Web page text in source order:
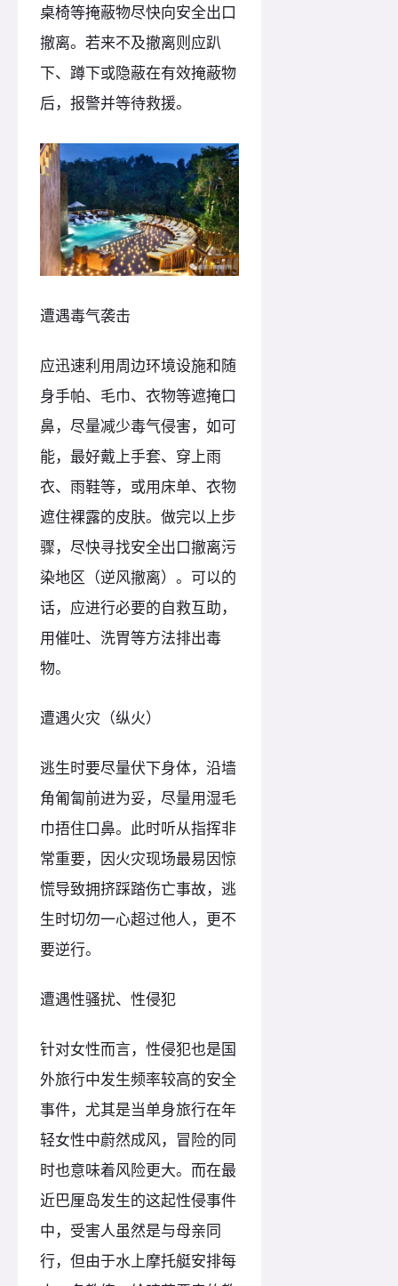
桌椅等掩蔽物尽快向安全出口
撤离。若来不及撤离则应趴
下、蹲下或隐蔽在有效掩蔽物
后，报警并等待救援。
遭遇毒气袭击
应迅速利用周边环境设施和随
身手帕、毛巾、衣物等遮掩口
鼻，尽量减少毒气侵害，如可
能，最好戴上手套、穿上雨
衣、雨鞋等，或用床单、衣物
遮住裸露的皮肤。做完以上步
骤，尽快寻找安全出口撤离污
染地区（逆风撤离）。可以的
话，应进行必要的自救互助，
用催吐、洗胃等方法排出毒
物。
遭遇火灾（纵火）
逃生时要尽量伏下身体，沿墙
角匍匐前进为妥，尽量用湿毛
巾捂住口鼻。此时听从指挥非
常重要，因火灾现场最易因惊
慌导致拥挤踩踏伤亡事故，逃
生时切勿一心超过他人，更不
要逆行。
遭遇性骚扰、性侵犯
针对女性而言，性侵犯也是国
外旅行中发生频率较高的安全
事件，尤其是当单身旅行在年
轻女性中蔚然成风，冒险的同
时也意味着风险更大。而在最
近巴厘岛发生的这起性侵事件
中，受害人虽然是与母亲同
行，但由于水上摩托艇安排每